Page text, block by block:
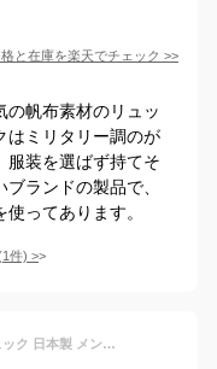
と在庫を楽天でチェック >>
の帆布素材のリュッ
はミリタリー調のが
服装を選ばず持てそ
ランドの製品で、
ってあります。
1件) >
HALEINE アレンヌ 牛革 手持ち型 リュック 日本製 メンズ (No.07000142-mens-1) 本革 レザー 柔らかい A4る カジュアル 大容量 ビジネス 仕事 レザーバッグ ビジネスバッグ リュック 2WAY 仕事用 プレゼント ギフト 父の日